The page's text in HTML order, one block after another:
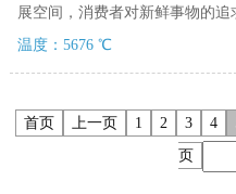
展空间，消费者对新鲜事物的追
动校园新零售向更深层次、更广
温度：5676 ℃
首页 上一页 1 2 3 4
页